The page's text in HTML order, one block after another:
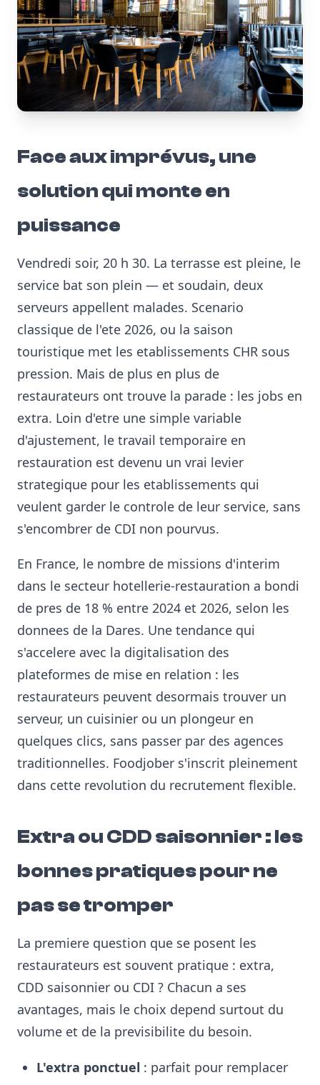
Face aux imprévus, une
solution qui monte en
puissance
Vendredi soir, 20 h 30. La terrasse est pleine, le
service bat son plein — et soudain, deux
serveurs appellent malades. Scenario
classique de l'ete 2026, ou la saison
touristique met les etablissements CHR sous
pression. Mais de plus en plus de
restaurateurs ont trouve la parade : les jobs en
extra. Loin d'etre une simple variable
d'ajustement, le travail temporaire en
restauration est devenu un vrai levier
strategique pour les etablissements qui
veulent garder le controle de leur service, sans
s'encombrer de CDI non pourvus.
En France, le nombre de missions d'interim
dans le secteur hotellerie-restauration a bondi
de pres de 18 % entre 2024 et 2026, selon les
donnees de la Dares. Une tendance qui
s'accelere avec la digitalisation des
plateformes de mise en relation : les
restaurateurs peuvent desormais trouver un
serveur, un cuisinier ou un plongeur en
quelques clics, sans passer par des agences
traditionnelles. Foodjober s'inscrit pleinement
dans cette revolution du recrutement flexible.
Extra ou CDD saisonnier : les
bonnes pratiques pour ne
pas se tromper
La premiere question que se posent les
restaurateurs est souvent pratique : extra,
CDD saisonnier ou CDI ? Chacun a ses
avantages, mais le choix depend surtout du
volume et de la previsibilite du besoin.
L'extra ponctuel : parfait pour remplacer